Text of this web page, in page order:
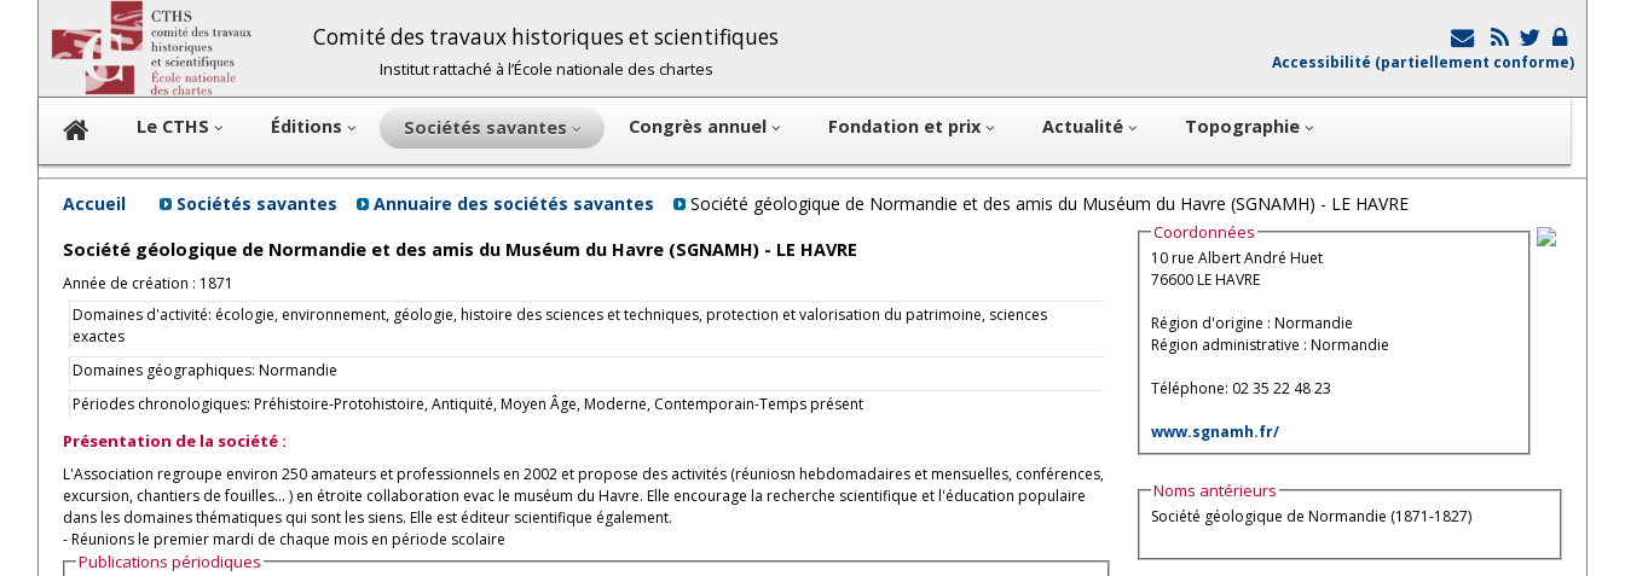
Comité des travaux historiques et scientifiques
Institut rattaché à l’École nationale des chartes Accessibilité (partiellement conforme)
Le CTHS Éditions Sociétés savantes Congrès annuel Fondation et prix Actualité Topographie
Accueil Sociétés savantes Annuaire des sociétés savantes
Société géologique de Normandie et des amis du Muséum du Havre (SGNAMH) - LE HAVRE
Société géologique de Normandie et des amis du Muséum du Havre (SGNAMH) - LE HAVRE
Année de création : 1871
Domaines d'activité: écologie, environnement, géologie, histoire des sciences et techniques, protection et valorisation du patrimoine, sciences
exactes
Domaines géographiques: Normandie
Périodes chronologiques: Préhistoire-Protohistoire, Antiquité, Moyen Âge, Moderne, Contemporain-Temps présent
Présentation de la société :
L'Association regroupe environ 250 amateurs et professionnels en 2002 et propose des activités (réuniosn hebdomadaires et mensuelles, conférences,
excursion, chantiers de fouilles... ) en étroite collaboration evac le muséum du Havre. Elle encourage la recherche scientifique et l'éducation populaire
dans les domaines thématiques qui sont les siens. Elle est éditeur scientifique également.
- Réunions le premier mardi de chaque mois en période scolaire
Publications périodiques
Coordonnées
10 rue Albert André Huet
76600 LE HAVRE
Région d'origine : Normandie
Région administrative : Normandie
Téléphone: 02 35 22 48 23
www.sgnamh.fr/
Noms antérieurs
Société géologique de Normandie (1871-1827)